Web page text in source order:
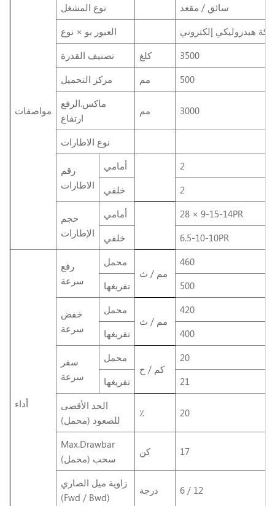
مواصفات
نوع المشغل
سائق / مقعد
العبور بو × نوع
هيدروليكي إلكتروني
تصنيف القدرة
كلغ
3500
مركز التحميل
مم
500
ماكس.الرفع
ارتفاع
مم 3000
نوع الاطارات
رقم
الاطارات
أمامي
2
خلفي
2
حجم
الإطارات
أمامي
28 × 9-15-14PR
خلفي
6.5-10-10PR
أداء
رفع
سرعة
محمل
مم / ث
460
تفريغها
500
خفض
سرعة
محمل
مم / ث
420
تفريغها
400
سفر
سرعة
محمل
كم / ح
20
تفريغها
21
الحد الأقصى
للصعود (محمل)
٪ 20
Max.Drawbar
سحب (محمل)
كن 17
زاوية ميل الصاري
(Fwd / Bwd)
درجة 6 / 12